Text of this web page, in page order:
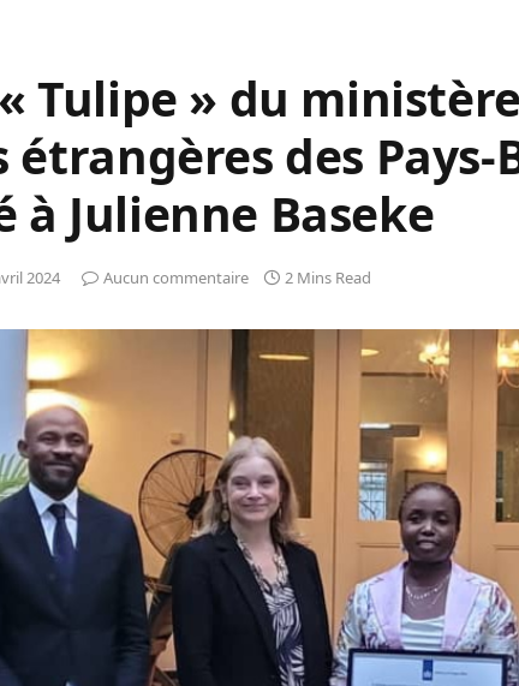
Tulipe » du
des Pays-
à Julienne Baseke
2024 Aucun commentaire 2 Mins Read